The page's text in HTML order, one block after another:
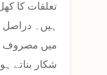
تعلقات کا
ہیں۔
شکار بناتے